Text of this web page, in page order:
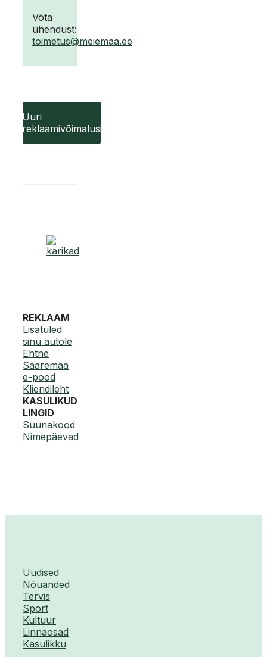
Võta
ühendust:
toimetus@meiemaa.ee
Uuri
reklaamivõimalusi
REKLAAM
Lisatuled
sinu autole
Ehtne
Saaremaa
e-pood
Kliendileht
KASULIKUD
LINGID
Suunakood
Nimepäevad
Uudised
Nõuanded
Tervis
Sport
Kultuur
Linnaosad
Kasulikku